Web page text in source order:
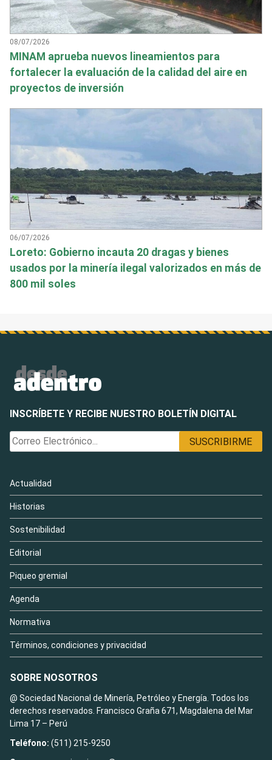
08/07/2026
MINAM aprueba nuevos lineamientos para
fortalecer la evaluación de la calidad del aire en
proyectos de inversión
06/07/2026
Loreto: Gobierno incauta 20 dragas y bienes
usados por la minería ilegal valorizados en más de
800 mil soles
INSCRÍBETE Y RECIBE NUESTRO BOLETÍN DIGITAL
Actualidad
Historias
Sostenibilidad
Editorial
Piqueo gremial
Agenda
Normativa
Términos, condiciones y privacidad
SOBRE NOSOTROS
@ Sociedad Nacional de Minería, Petróleo y Energía. Todos los
derechos reservados. Francisco Graña 671, Magdalena del Mar
Lima 17 – Perú
Teléfono: (511) 215-9250